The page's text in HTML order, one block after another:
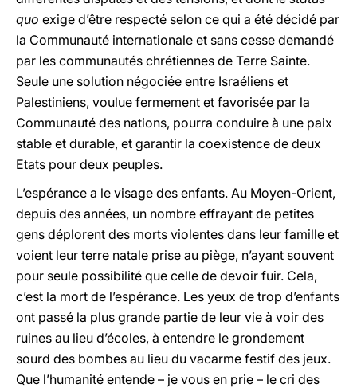
quo exige d’être respecté selon ce qui a été décidé par
la Communauté internationale et sans cesse demandé
par les communautés chrétiennes de Terre Sainte.
Seule une solution négociée entre Israéliens et
Palestiniens, voulue fermement et favorisée par la
Communauté des nations, pourra conduire à une paix
stable et durable, et garantir la coexistence de deux
Etats pour deux peuples.
L’espérance a le visage des enfants. Au Moyen-Orient,
depuis des années, un nombre effrayant de petites
gens déplorent des morts violentes dans leur famille et
voient leur terre natale prise au piège, n’ayant souvent
pour seule possibilité que celle de devoir fuir. Cela,
c’est la mort de l’espérance. Les yeux de trop d’enfants
ont passé la plus grande partie de leur vie à voir des
ruines au lieu d’écoles, à entendre le grondement
sourd des bombes au lieu du vacarme festif des jeux.
Que l’humanité entende – je vous en prie – le cri des